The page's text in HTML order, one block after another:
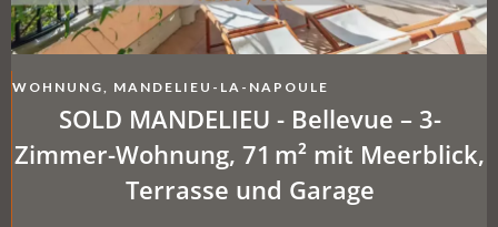
WOHNUNG, MANDELIEU-LA-NAPOULE
SOLD MANDELIEU - Bellevue – 3-
Zimmer-Wohnung, 71 m² mit Meerblick,
Terrasse und Garage